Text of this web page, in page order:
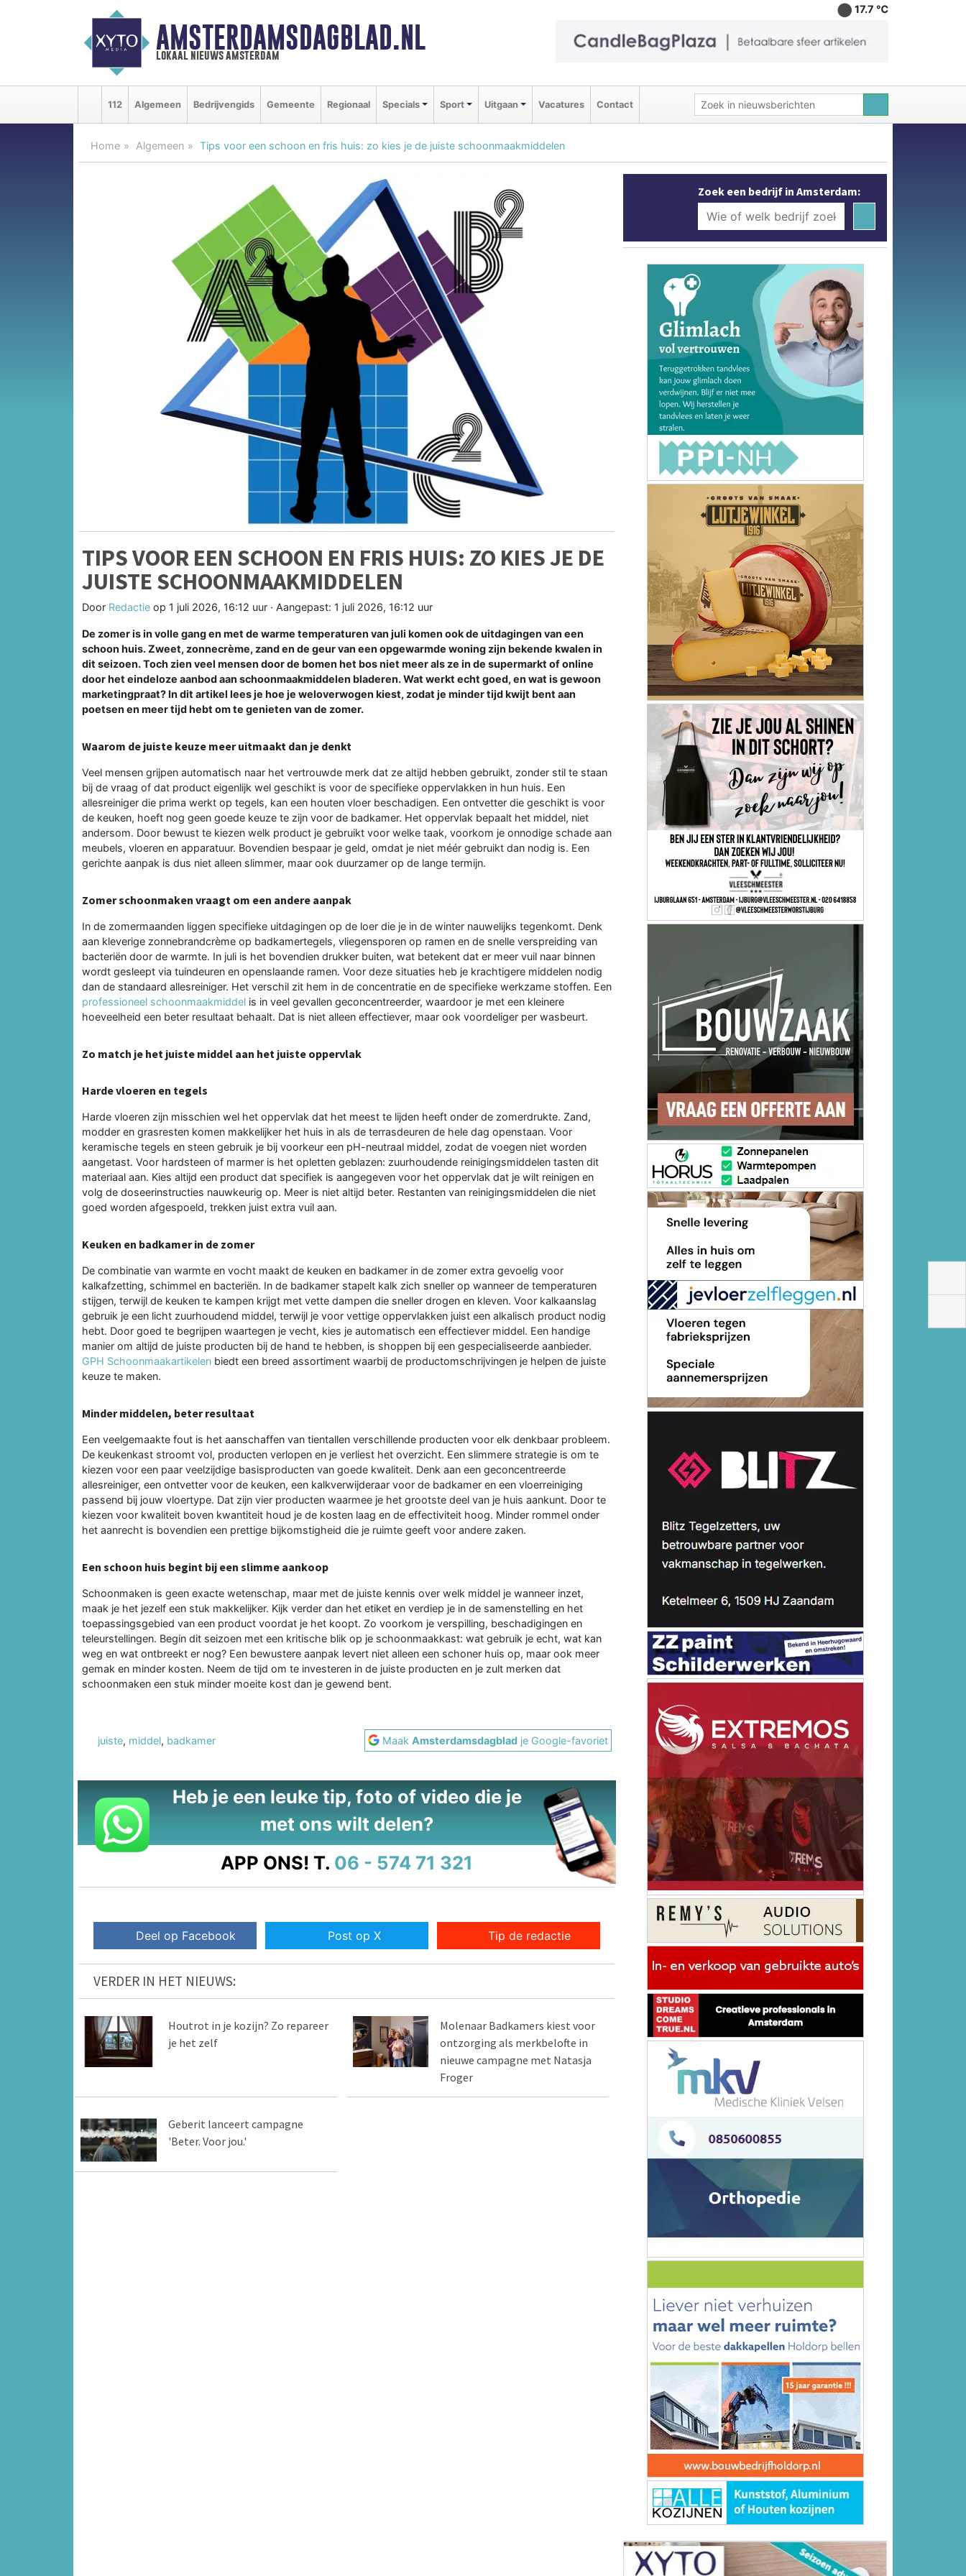
AMSTERDAMSDAGBLAD.NL
lokaal nieuws amsterdam
17.7 ℃
112 Algemeen Bedrijvengids Gemeente Regionaal Specials Sport Uitgaan Vacatures Contact
Home Algemeen Tips voor een schoon en fris huis: zo kies je de juiste schoonmaakmiddelen
TIPS VOOR EEN SCHOON EN FRIS HUIS: ZO KIES JE DE
JUISTE SCHOONMAAKMIDDELEN
Door Redactie op 1 juli 2026, 16:12 uur · Aangepast: 1 juli 2026, 16:12 uur
De zomer is in volle gang en met de warme temperaturen van juli komen ook de uitdagingen van een
schoon huis. Zweet, zonnecrème, zand en de geur van een opgewarmde woning zijn bekende kwalen in
dit seizoen. Toch zien veel mensen door de bomen het bos niet meer als ze in de supermarkt of online
door het eindeloze aanbod aan schoonmaakmiddelen bladeren. Wat werkt echt goed, en wat is gewoon
marketingpraat? In dit artikel lees je hoe je weloverwogen kiest, zodat je minder tijd kwijt bent aan
poetsen en meer tijd hebt om te genieten van de zomer.
Waarom de juiste keuze meer uitmaakt dan je denkt
Veel mensen grijpen automatisch naar het vertrouwde merk dat ze altijd hebben gebruikt, zonder stil te staan
bij de vraag of dat product eigenlijk wel geschikt is voor de specifieke oppervlakken in hun huis. Een
allesreiniger die prima werkt op tegels, kan een houten vloer beschadigen. Een ontvetter die geschikt is voor
de keuken, hoeft nog geen goede keuze te zijn voor de badkamer. Het oppervlak bepaalt het middel, niet
andersom. Door bewust te kiezen welk product je gebruikt voor welke taak, voorkom je onnodige schade aan
meubels, vloeren en apparatuur. Bovendien bespaar je geld, omdat je niet méér gebruikt dan nodig is. Een
gerichte aanpak is dus niet alleen slimmer, maar ook duurzamer op de lange termijn.
Zomer schoonmaken vraagt om een andere aanpak
In de zomermaanden liggen specifieke uitdagingen op de loer die je in de winter nauwelijks tegenkomt. Denk
aan kleverige zonnebrandcrème op badkamertegels, vliegensporen op ramen en de snelle verspreiding van
bacteriën door de warmte. In juli is het bovendien drukker buiten, wat betekent dat er meer vuil naar binnen
wordt gesleept via tuindeuren en openslaande ramen. Voor deze situaties heb je krachtigere middelen nodig
dan de standaard allesreiniger. Het verschil zit hem in de concentratie en de specifieke werkzame stoffen. Een
professioneel schoonmaakmiddel is in veel gevallen geconcentreerder, waardoor je met een kleinere
hoeveelheid een beter resultaat behaalt. Dat is niet alleen effectiever, maar ook voordeliger per wasbeurt.
Zo match je het juiste middel aan het juiste oppervlak
Harde vloeren en tegels
Harde vloeren zijn misschien wel het oppervlak dat het meest te lijden heeft onder de zomerdrukte. Zand,
modder en grasresten komen makkelijker het huis in als de terrasdeuren de hele dag openstaan. Voor
keramische tegels en steen gebruik je bij voorkeur een pH-neutraal middel, zodat de voegen niet worden
aangetast. Voor hardsteen of marmer is het opletten geblazen: zuurhoudende reinigingsmiddelen tasten dit
materiaal aan. Kies altijd een product dat specifiek is aangegeven voor het oppervlak dat je wilt reinigen en
volg de doseerinstructies nauwkeurig op. Meer is niet altijd beter. Restanten van reinigingsmiddelen die niet
goed worden afgespoeld, trekken juist extra vuil aan.
Keuken en badkamer in de zomer
De combinatie van warmte en vocht maakt de keuken en badkamer in de zomer extra gevoelig voor
kalkafzetting, schimmel en bacteriën. In de badkamer stapelt kalk zich sneller op wanneer de temperaturen
stijgen, terwijl de keuken te kampen krijgt met vette dampen die sneller drogen en kleven. Voor kalkaanslag
gebruik je een licht zuurhoudend middel, terwijl je voor vettige oppervlakken juist een alkalisch product nodig
hebt. Door goed te begrijpen waartegen je vecht, kies je automatisch een effectiever middel. Een handige
manier om altijd de juiste producten bij de hand te hebben, is shoppen bij een gespecialiseerde aanbieder.
GPH Schoonmaakartikelen biedt een breed assortiment waarbij de productomschrijvingen je helpen de juiste
keuze te maken.
Minder middelen, beter resultaat
Een veelgemaakte fout is het aanschaffen van tientallen verschillende producten voor elk denkbaar probleem.
De keukenkast stroomt vol, producten verlopen en je verliest het overzicht. Een slimmere strategie is om te
kiezen voor een paar veelzijdige basisproducten van goede kwaliteit. Denk aan een geconcentreerde
allesreiniger, een ontvetter voor de keuken, een kalkverwijderaar voor de badkamer en een vloerreiniging
passend bij jouw vloertype. Dat zijn vier producten waarmee je het grootste deel van je huis aankunt. Door te
kiezen voor kwaliteit boven kwantiteit houd je de kosten laag en de effectiviteit hoog. Minder rommel onder
het aanrecht is bovendien een prettige bijkomstigheid die je ruimte geeft voor andere zaken.
Een schoon huis begint bij een slimme aankoop
Schoonmaken is geen exacte wetenschap, maar met de juiste kennis over welk middel je wanneer inzet,
maak je het jezelf een stuk makkelijker. Kijk verder dan het etiket en verdiep je in de samenstelling en het
toepassingsgebied van een product voordat je het koopt. Zo voorkom je verspilling, beschadigingen en
teleurstellingen. Begin dit seizoen met een kritische blik op je schoonmaakkast: wat gebruik je echt, wat kan
weg en wat ontbreekt er nog? Een bewustere aanpak levert niet alleen een schoner huis op, maar ook meer
gemak en minder kosten. Neem de tijd om te investeren in de juiste producten en je zult merken dat
schoonmaken een stuk minder moeite kost dan je gewend bent.
juiste, middel, badkamer MaakAmsterdamsdagblad je Google-favoriet
Heb je een leuke tip, foto of video die je
met ons wilt delen?
APP ONS! T. 06 - 574 71 321
Deel op Facebook Post op X Tip de redactie
VERDER IN HET NIEUWS:
Houtrot in je kozijn? Zo repareer
je het zelf
Molenaar Badkamers kiest voor
ontzorging als merkbelofte in
nieuwe campagne met Natasja
Froger
Geberit lanceert campagne
'Beter. Voor jou.'
Zoek een bedrijf in Amsterdam: